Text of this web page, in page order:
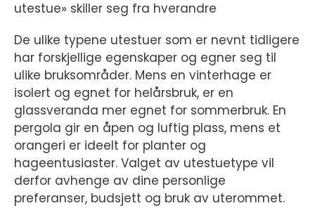
utestue» skiller seg fra hverandre
De ulike typene utestuer som er nevnt tidligere
har forskjellige egenskaper og egner seg til
ulike bruksområder. Mens en vinterhage er
isolert og egnet for helårsbruk, er en
glassveranda mer egnet for sommerbruk. En
pergola gir en åpen og luftig plass, mens et
orangeri er ideelt for planter og
hageentusiaster. Valget av utestuetype vil
derfor avhenge av dine personlige
preferanser, budsjett og bruk av uterommet.